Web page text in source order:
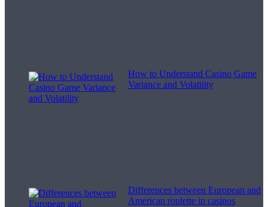
How to Understand Casino Game
Variance and Volatility
Differences between European and
American roulette in casinos